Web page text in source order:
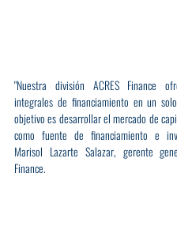
"Nuestra división ACRES Finance
integrales de financiamiento en un
objetivo es desarrollar el mercado de
como fuente de financiamiento e
Marisol Lazarte Salazar, gerente
Finance.